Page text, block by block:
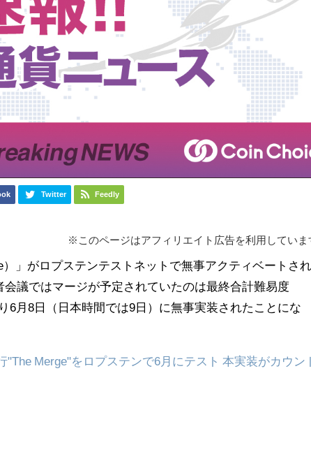
Twitter Feedly
※このページはアフィリエイト広告を利用していま
」がロプステンテストネットで無事アクティベートさ
議ではマージが予定されていたのは最終合計難易度
6月8日（日本時間では9日）に無事実装されたことにな
"The Merge"をロプステンで6月にテスト 本実装がカウン